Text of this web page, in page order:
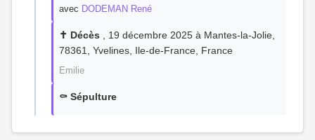
avec DODEMAN René
✝️ Décès , 19 décembre 2025 à Mantes-la-Jolie,
78361, Yvelines, Ile-de-France, France
Emilie
⚰️ Sépulture